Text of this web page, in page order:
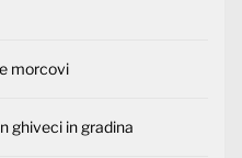
morcovi
ghiveci in gradina